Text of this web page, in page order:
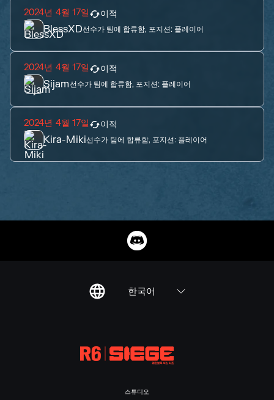
2024년 4월 17일 이적
BlessXD선수가 팀에 합류함, 포지션: 플레이어
2024년 4월 17일 이적
Sijam선수가 팀에 합류함, 포지션: 플레이어
2024년 4월 17일 이적
Kira-Miki선수가 팀에 합류함, 포지션: 플레이어
한국어
스튜디오